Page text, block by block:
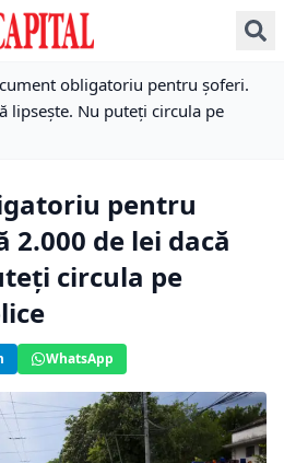
obligatoriu pentru șoferi.
lipsește. Nu puteți circula pe
pentru
2.000 de lei dacă
circula pe
WhatsApp